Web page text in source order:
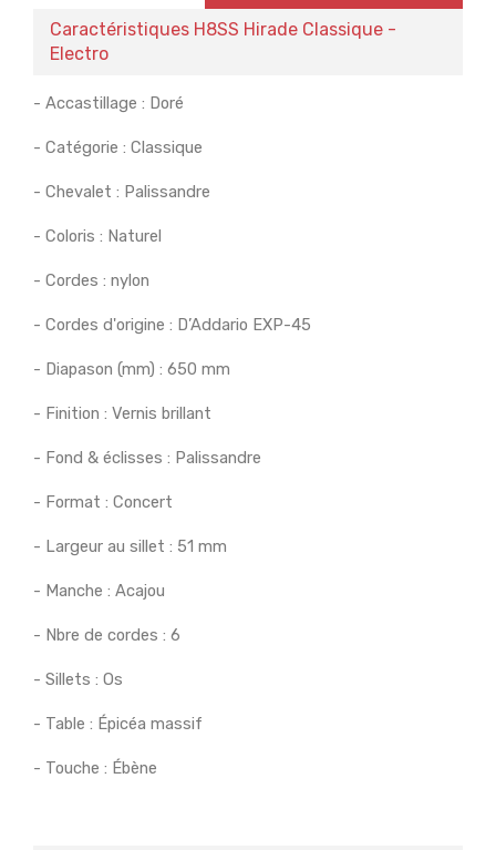
Caractéristiques H8SS Hirade Classique -
Electro
- Accastillage : Doré
- Catégorie : Classique
- Chevalet : Palissandre
- Coloris : Naturel
- Cordes : nylon
- Cordes d'origine : D’Addario EXP-45
- Diapason (mm) : 650 mm
- Finition : Vernis brillant
- Fond & éclisses : Palissandre
- Format : Concert
- Largeur au sillet : 51 mm
- Manche : Acajou
- Nbre de cordes : 6
- Sillets : Os
- Table : Épicéa massif
- Touche : Ébène